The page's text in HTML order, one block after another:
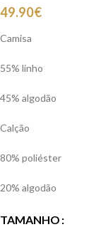
49.90€
Camisa
55% linho
45% algodão
Calção
80% poliéster
20% algodão
TAMANHO